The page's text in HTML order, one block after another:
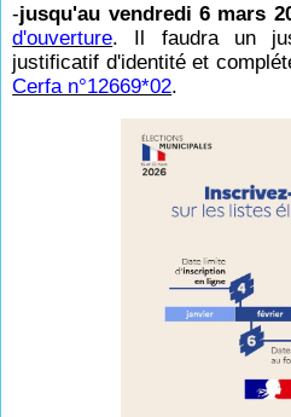
-jusqu'au vendredi 6 mars
d'ouverture. Il faudra un
justificatif d'identité et
Cerfa n°12669*02.